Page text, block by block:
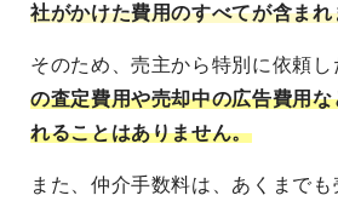
社がかけた費用のすべてが含まれ
そのため、売主から特別に依頼
の査定費用や売却中の広告費用
れることはありません。
また、仲介手数料は、あくまでも